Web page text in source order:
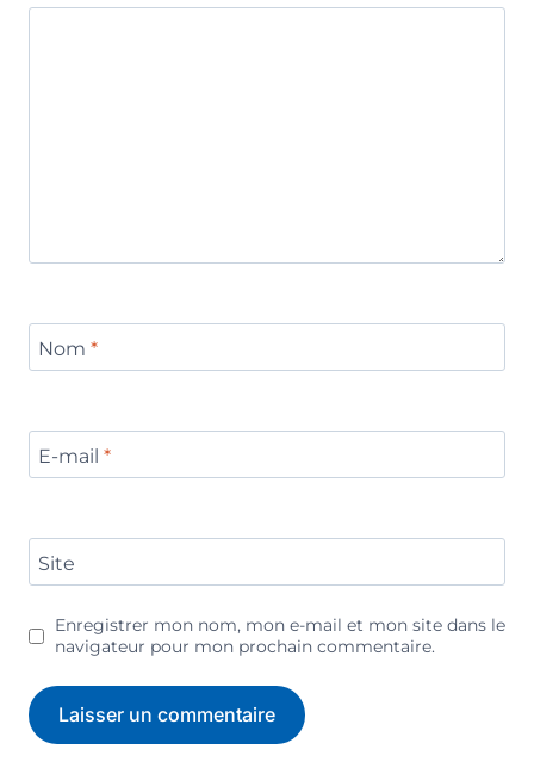
Nom *
E-mail *
Site
Enregistrer mon nom, mon e-mail et mon site dans le
navigateur pour mon prochain commentaire.